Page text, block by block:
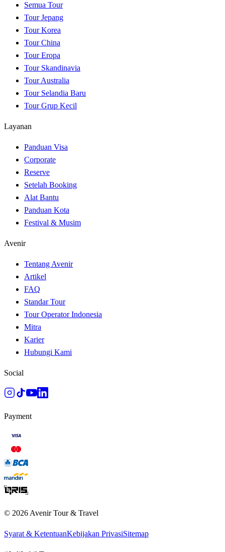
Semua Tour
Tour Jepang
Tour Korea
Tour China
Tour Eropa
Tour Skandinavia
Tour Australia
Tour Selandia Baru
Tour Grup Kecil
Layanan
Panduan Visa
Corporate
Reserve
Setelah Booking
Alat Bantu
Panduan Kota
Festival & Musim
Avenir
Tentang Avenir
Artikel
FAQ
Standar Tour
Tour Operator Indonesia
Mitra
Karier
Hubungi Kami
Social
Payment
© 2026 Avenir Tour & Travel
Syarat & KetentuanKebijakan PrivasiSitemap